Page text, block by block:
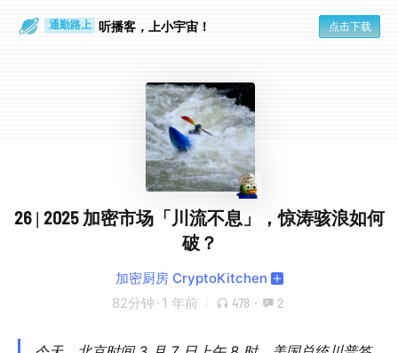
通勤路上 听播客，上小宇宙！ 点击下载
26 | 2025 加密市场「川流不息」，惊涛骇浪如何
破？
加密厨房 CryptoKitchen
82分钟 · 1 年前 478 · 2